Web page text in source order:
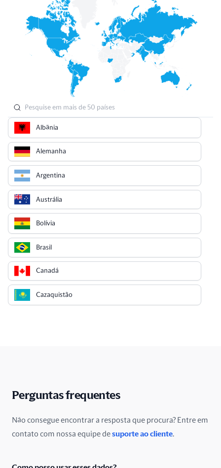
Albânia
Alemanha
Argentina
Austrália
Bolívia
Brasil
Canadá
Cazaquistão
Costa Rica
Perguntas frequentes
Não consegue encontrar a resposta que procura? Entre em
contato com nossa equipe desuporte ao cliente.